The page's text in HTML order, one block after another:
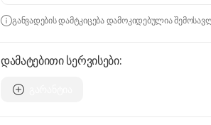
განვადების დამტკიცება დამოკიდებულია
დამატებითი სერვისები: